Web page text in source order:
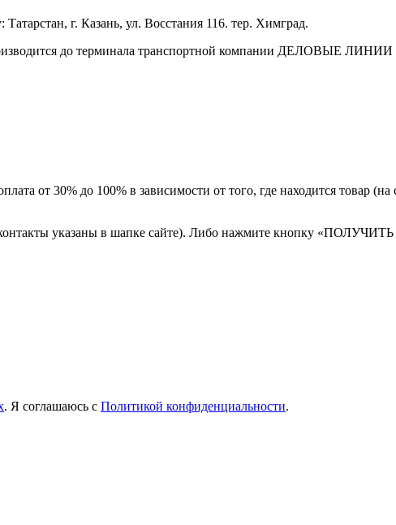
г. Казань, ул. Восстания 116. тер. Химград.
до терминала транспортной компании ДЕЛОВЫЕ ЛИНИИ
от 30% до 100% в зависимости от того, где находится товар
контакты указаны в шапке сайте). Либо нажмите кнопку
. Я соглашаюсь с Политикой конфиденциальности.